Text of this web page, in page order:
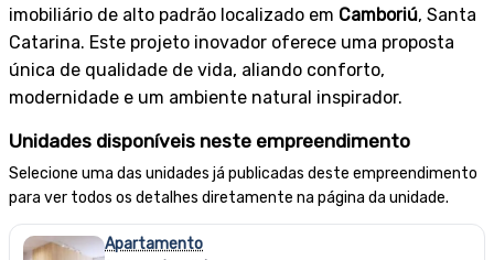
imobiliário de alto padrão localizado em Camboriú, Santa
Catarina. Este projeto inovador oferece uma proposta
única de qualidade de vida, aliando conforto,
modernidade e um ambiente natural inspirador.
Unidades disponíveis neste empreendimento
Selecione uma das unidades já publicadas deste empreendimento
para ver todos os detalhes diretamente na página da unidade.
Apartamento